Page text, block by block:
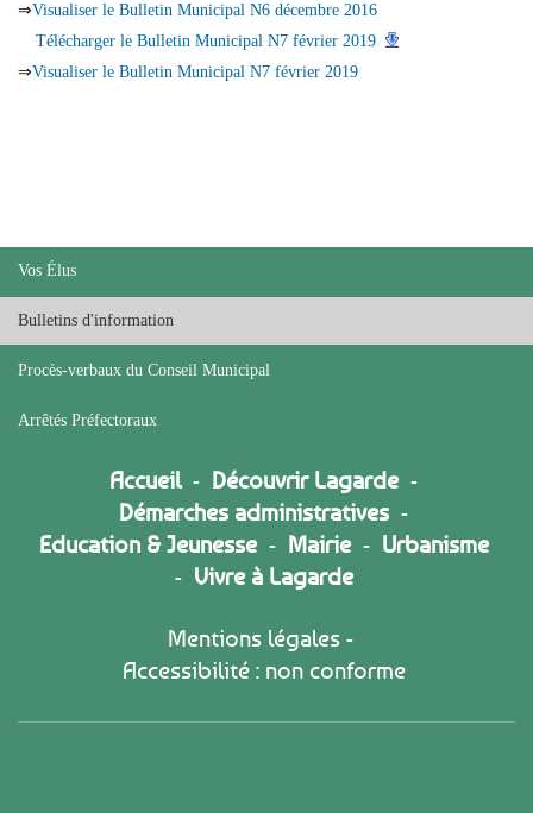
⇒Visualiser le Bulletin Municipal N6 décembre 2016
Télécharger le Bulletin Municipal N7 février 2019
⇒Visualiser le Bulletin Municipal N7 février 2019
Vos Élus
Bulletins d'information
Procès-verbaux du Conseil Municipal
Arrêtés Préfectoraux
Accueil - Découvrir Lagarde -
Démarches administratives -
Education & Jeunesse - Mairie - Urbanisme
- Vivre à Lagarde
Mentions légales -
Accessibilité : non conforme